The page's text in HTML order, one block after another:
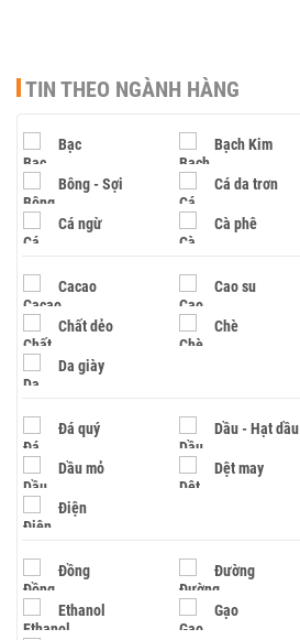
TIN THEO NGÀNH HÀNG
Bạc Bạch Kim
Bông - Sợi Cá da trơn
Cá ngừ Cà phê
Cacao Cao su
Chất dẻo Chè
Da giày
Đá quý Dầu - Hạt dầu
Dầu mỏ Dệt may
Điện
Đồng Đường
Ethanol Gạo